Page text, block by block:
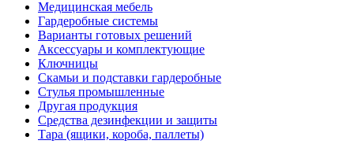
Медицинская мебель
Гардеробные системы
Варианты готовых решений
Аксессуары и комплектующие
Ключницы
Скамьи и подставки гардеробные
Стулья промышленные
Другая продукция
Средства дезинфекции и защиты
Тара (ящики, короба, паллеты)